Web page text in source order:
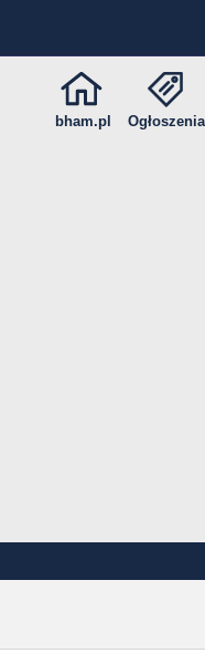
bham.pl Ogłoszenia